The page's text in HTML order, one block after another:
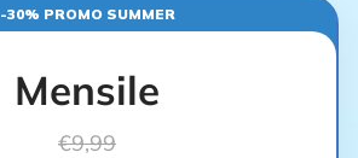
-30% PROMO SUMMER
Mensile
€9,99